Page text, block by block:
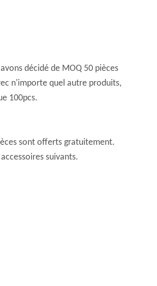
décidé de MOQ 50 pièces
n'importe quel autre produits,
100pcs.
sont offerts gratuitement.
suivants.